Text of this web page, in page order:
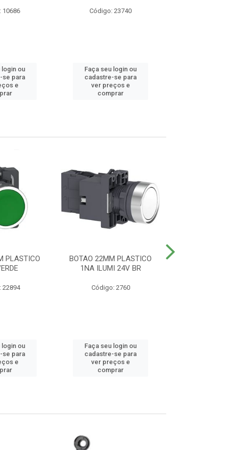
23740
login ou
se para
e
Código: 9174
Faça seu login ou
cadastre-se para
ver preços e
comprar
PLASTICO
22894
login ou
se para
e
BOTAO 22MM PLASTICO
1NA ILUMI 24V BR
Código: 2760
Faça seu login ou
cadastre-se para
ver preços e
comprar